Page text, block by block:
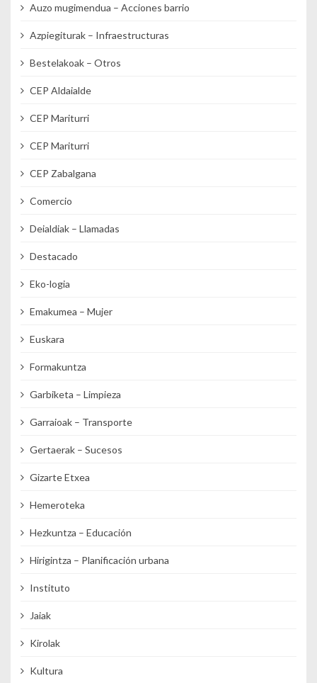
Auzo mugimendua – Acciones barrio
Azpiegiturak – Infraestructuras
Bestelakoak – Otros
CEP Aldaialde
CEP Mariturri
CEP Mariturri
CEP Zabalgana
Comercio
Deialdiak – Llamadas
Destacado
Eko-logia
Emakumea – Mujer
Euskara
Formakuntza
Garbiketa – Limpieza
Garraioak – Transporte
Gertaerak – Sucesos
Gizarte Etxea
Hemeroteka
Hezkuntza – Educación
Hirigintza – Planificación urbana
Instituto
Jaiak
Kirolak
Kultura